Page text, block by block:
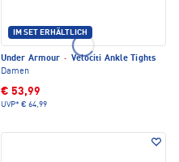
IM SET ERHÄLTLICH
Under Armour · Velociti Ankle Tights
Damen
€ 53,99
UVP* € 64,99